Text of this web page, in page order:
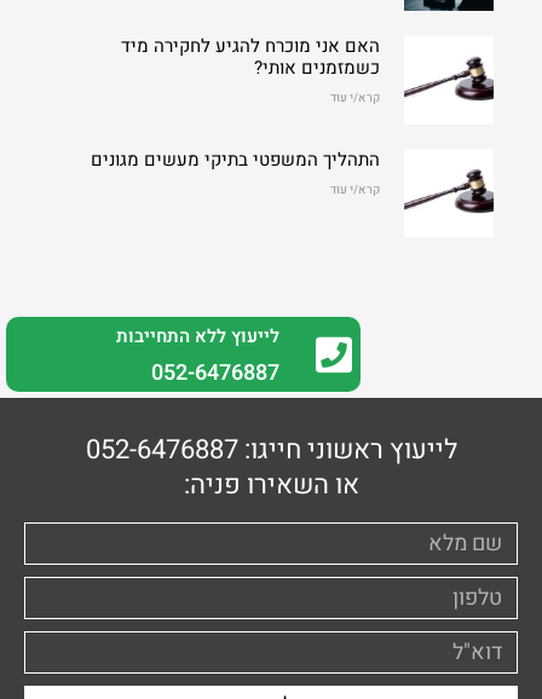
האם אני מוכרח להגיע לחקירה מיד
כשמזמנים אותי?
קרא/י עוד
התהליך המשפטי בתיקי מעשים מגונים
קרא/י עוד
לייעוץ ללא התחייבות
052-6476887
לייעוץ ראשוני חייגו: 052-6476887
או השאירו פניה: